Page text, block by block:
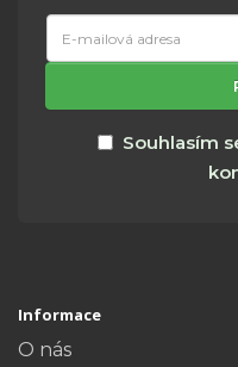
Souhlasím
Informace
O nás